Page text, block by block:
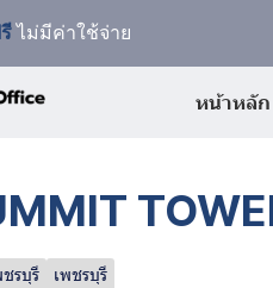
ไม่มีค่าใช้จ่าย
หน้าหลัก
รบุรี เพชรบุรี